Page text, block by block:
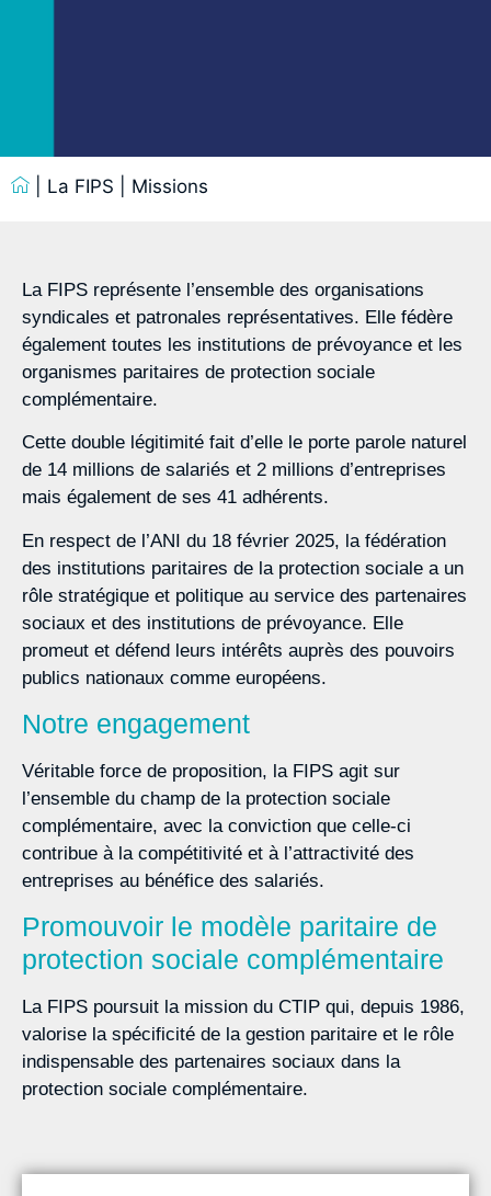
La FIPS Missions
La FIPS représente l’ensemble des organisations
syndicales et patronales représentatives. Elle fédère
également toutes les institutions de prévoyance et les
organismes paritaires de protection sociale
complémentaire.
Cette double légitimité fait d’elle le porte parole naturel
de 14 millions de salariés et 2 millions d’entreprises
mais également de ses 41 adhérents.
En respect de l’ANI du 18 février 2025, la fédération
des institutions paritaires de la protection sociale a un
rôle stratégique et politique au service des partenaires
sociaux et des institutions de prévoyance. Elle
promeut et défend leurs intérêts auprès des pouvoirs
publics nationaux comme européens.
Notre engagement
Véritable force de proposition, la FIPS agit sur
l’ensemble du champ de la protection sociale
complémentaire, avec la conviction que celle-ci
contribue à la compétitivité et à l’attractivité des
entreprises au bénéfice des salariés.
Promouvoir le modèle paritaire de
protection sociale complémentaire
La FIPS poursuit la mission du CTIP qui, depuis 1986,
valorise la spécificité de la gestion paritaire et le rôle
indispensable des partenaires sociaux dans la
protection sociale complémentaire.